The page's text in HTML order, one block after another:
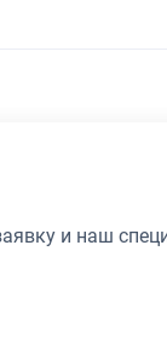
и наш